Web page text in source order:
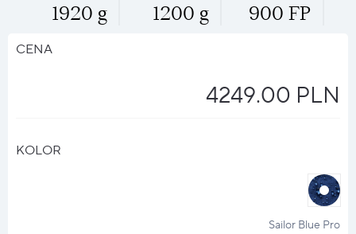
1920 g 900 FP
1200 g
CENA
4249.00 PLN
KOLOR
halo
?
Sailor Blue Pro